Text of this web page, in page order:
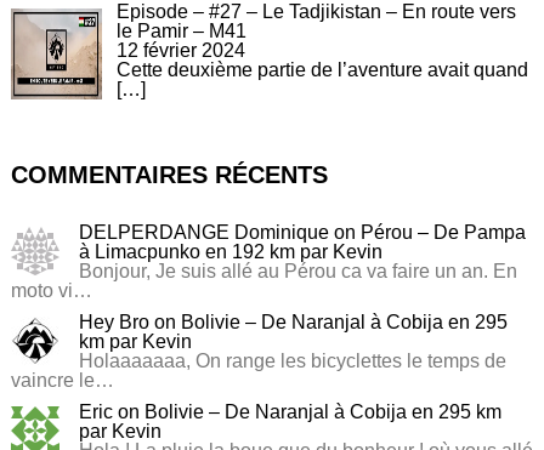
Episode – #27 – Le Tadjikistan – En route vers
le Pamir – M41
12 février 2024
Cette deuxième partie de l’aventure avait quand
[…]
COMMENTAIRES RÉCENTS
DELPERDANGE Dominique on Pérou – De Pampa
à Limacpunko en 192 km par Kevin
Bonjour, Je suis allé au Pérou ca va faire un an. En
moto vi…
Hey Bro on Bolivie – De Naranjal à Cobija en 295
km par Kevin
Holaaaaaaa, On range les bicyclettes le temps de
vaincre le…
Eric on Bolivie – De Naranjal à Cobija en 295 km
par Kevin